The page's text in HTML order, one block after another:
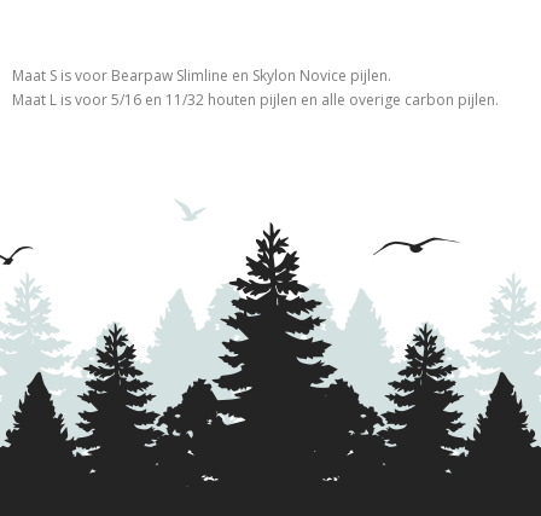
Maat S is voor Bearpaw Slimline en Skylon Novice pijlen.
Maat L is voor 5/16 en 11/32 houten pijlen en alle overige carbon pijlen.